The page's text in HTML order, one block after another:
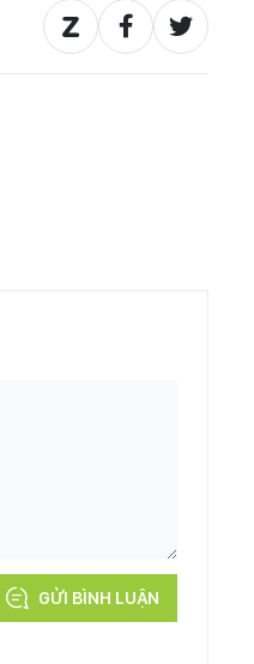
GỬI BÌNH LUẬN